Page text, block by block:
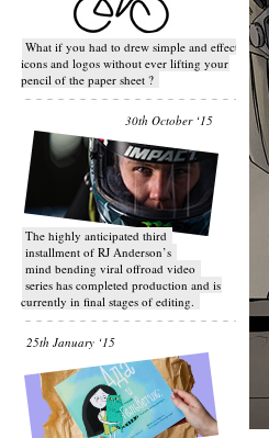
What if you had to drew simple and effective
icons and logos without ever lifting your
pencil of the paper sheet ?
30th October ‘15
T​he highly anticipated third
installment of RJ Anderson’s
mind bending viral off­road video
series has completed production and is
currently in final stages of editing.
25th January ‘15